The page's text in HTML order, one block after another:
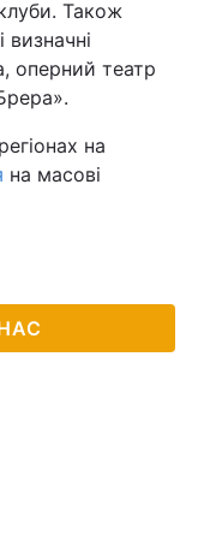
Також
визначні
оперний театр
на
на масові